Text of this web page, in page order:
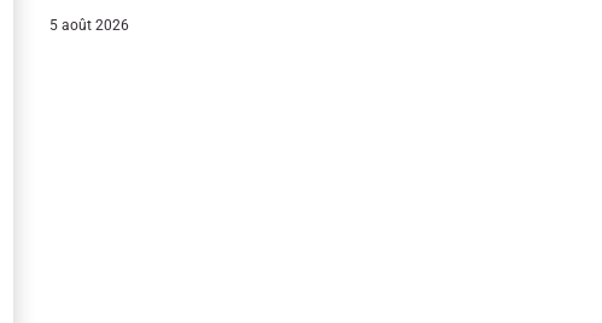
5 août 2026